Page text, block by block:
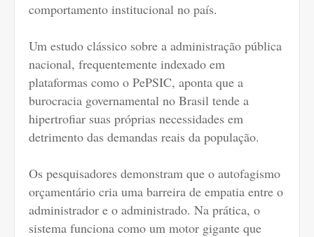
comportamento institucional no país.
Um estudo clássico sobre a administração pública
nacional, frequentemente indexado em
plataformas como o PePSIC, aponta que a
burocracia governamental no Brasil tende a
hipertrofiar suas próprias necessidades em
detrimento das demandas reais da população.
Os pesquisadores demonstram que o autofagismo
orçamentário cria uma barreira de empatia entre o
administrador e o administrado. Na prática, o
sistema funciona como um motor gigante que